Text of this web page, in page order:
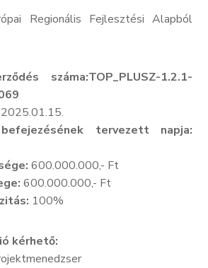
Regionális Fejlesztési Alapból
száma:TOP_PLUSZ-1.2.1-
2025.01.15.
tervezett napja:
600.000.000,- Ft
600.000.000,- Ft
100%
kérhető: